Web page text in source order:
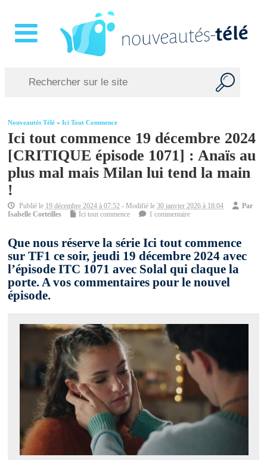
Nouveautés Télé »Ici Tout Commence
Ici tout commence 19 décembre 2024
[CRITIQUE épisode 1071] : Anaïs au
plus mal mais Milan lui tend la main
!
Publié le 19 décembre 2024 à 07:52 - Modifié le30 janvier 2026 à 18:04
Par
Isabelle Corteilles
Ici tout commence 1 commentaire
Que nous réserve la série Ici tout commence
sur TF1 ce soir, jeudi 19 décembre 2024 avec
l’épisode ITC 1071 avec Solal qui claque la
porte. A vos commentaires pour le nouvel
épisode.